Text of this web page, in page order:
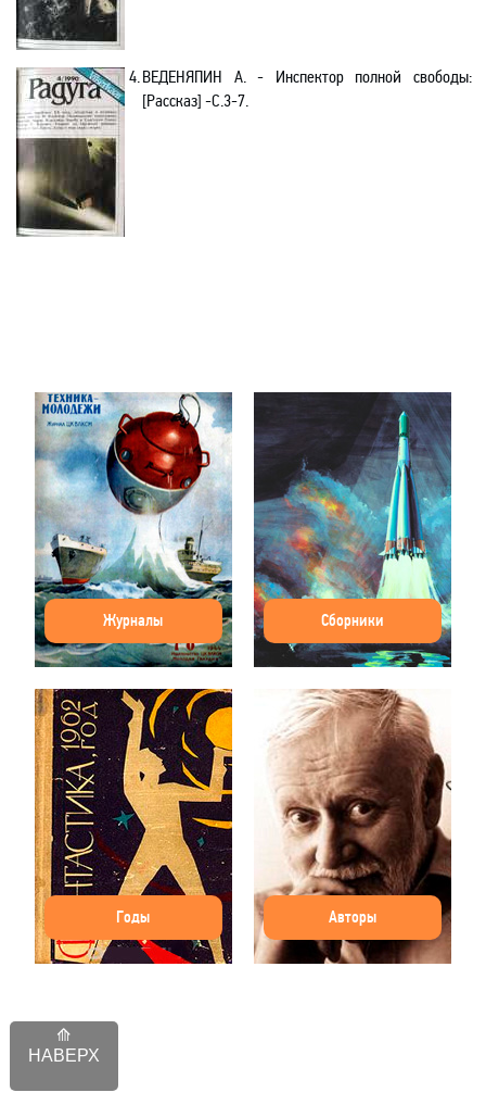
НАВЕРХ
4.ВЕДЕНЯПИН А. - Инспектор полной свободы:
[Рассказ] -С.3-7.
Журналы Сборники
Годы Авторы